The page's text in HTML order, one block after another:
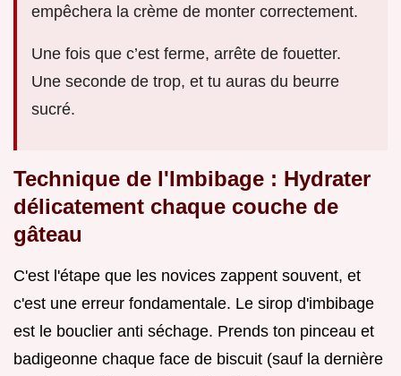
empêchera la crème de monter correctement.
Une fois que c’est ferme, arrête de fouetter.
Une seconde de trop, et tu auras du beurre
sucré.
Technique de l'Imbibage : Hydrater
délicatement chaque couche de
gâteau
C'est l'étape que les novices zappent souvent, et
c'est une erreur fondamentale. Le sirop d'imbibage
est le bouclier anti séchage. Prends ton pinceau et
badigeonne chaque face de biscuit (sauf la dernière